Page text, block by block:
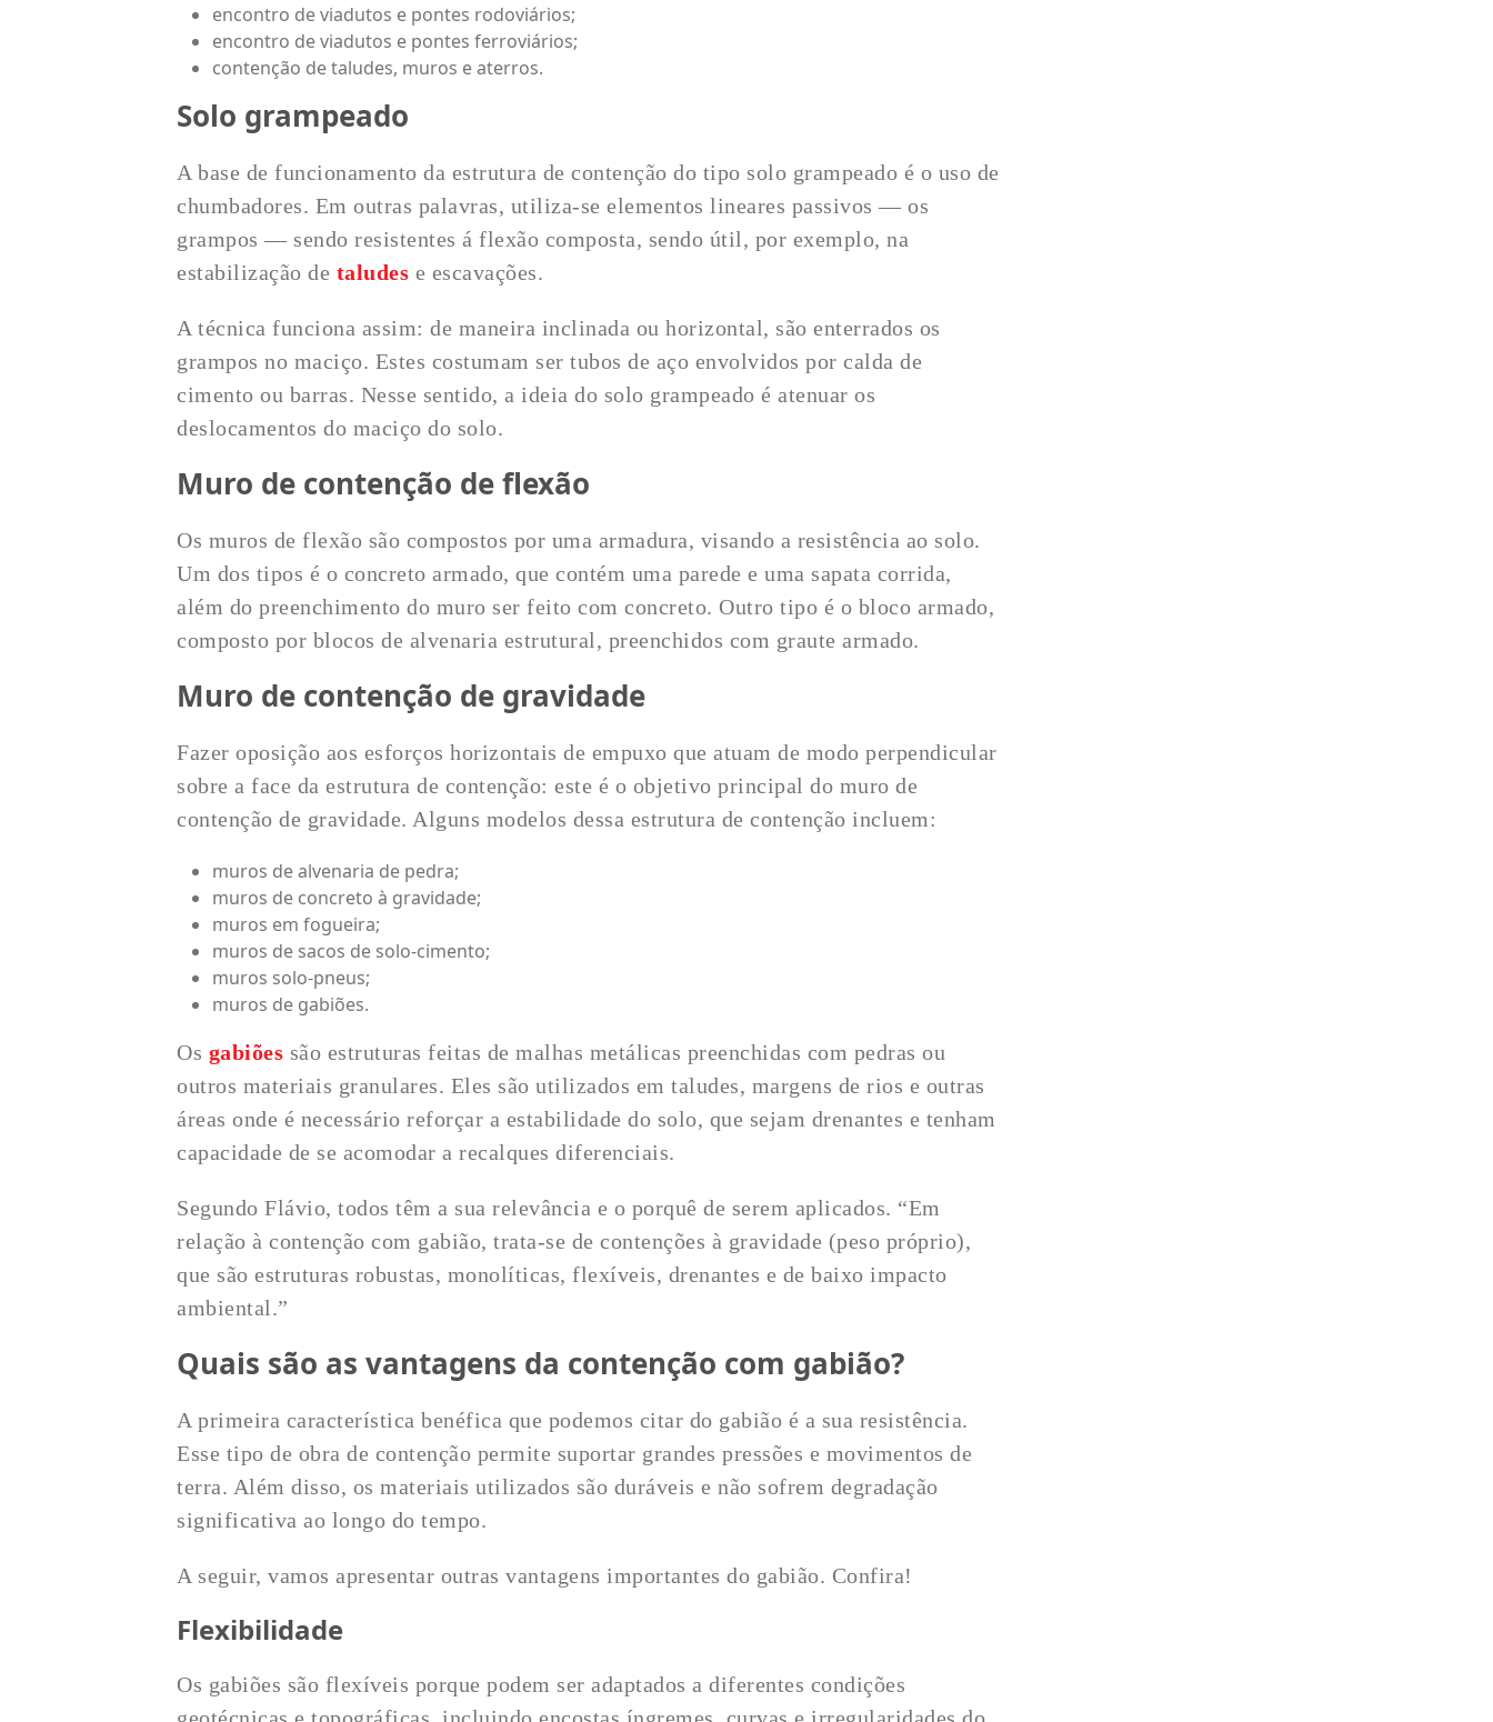
encontro de viadutos e pontes rodoviários;
encontro de viadutos e pontes ferroviários;
contenção de taludes, muros e aterros.
Solo grampeado
A base de funcionamento da estrutura de contenção do tipo solo grampeado é o uso de
chumbadores. Em outras palavras, utiliza-se elementos lineares passivos — os
grampos — sendo resistentes á flexão composta, sendo útil, por exemplo, na
estabilização de taludes e escavações.
A técnica funciona assim: de maneira inclinada ou horizontal, são enterrados os
grampos no maciço. Estes costumam ser tubos de aço envolvidos por calda de
cimento ou barras. Nesse sentido, a ideia do solo grampeado é atenuar os
deslocamentos do maciço do solo.
Muro de contenção de flexão
Os muros de flexão são compostos por uma armadura, visando a resistência ao solo.
Um dos tipos é o concreto armado, que contém uma parede e uma sapata corrida,
além do preenchimento do muro ser feito com concreto. Outro tipo é o bloco armado,
composto por blocos de alvenaria estrutural, preenchidos com graute armado.
Muro de contenção de gravidade
Fazer oposição aos esforços horizontais de empuxo que atuam de modo perpendicular
sobre a face da estrutura de contenção: este é o objetivo principal do muro de
contenção de gravidade. Alguns modelos dessa estrutura de contenção incluem:
muros de alvenaria de pedra;
muros de concreto à gravidade;
muros em fogueira;
muros de sacos de solo-cimento;
muros solo-pneus;
muros de gabiões.
Os gabiões são estruturas feitas de malhas metálicas preenchidas com pedras ou
outros materiais granulares. Eles são utilizados em taludes, margens de rios e outras
áreas onde é necessário reforçar a estabilidade do solo, que sejam drenantes e tenham
capacidade de se acomodar a recalques diferenciais.
Segundo Flávio, todos têm a sua relevância e o porquê de serem aplicados. “Em
relação à contenção com gabião, trata-se de contenções à gravidade (peso próprio),
que são estruturas robustas, monolíticas, flexíveis, drenantes e de baixo impacto
ambiental.”
Quais são as vantagens da contenção com gabião?
A primeira característica benéfica que podemos citar do gabião é a sua resistência.
Esse tipo de obra de contenção permite suportar grandes pressões e movimentos de
terra. Além disso, os materiais utilizados são duráveis e não sofrem degradação
significativa ao longo do tempo.
A seguir, vamos apresentar outras vantagens importantes do gabião. Confira!
Flexibilidade
Os gabiões são flexíveis porque podem ser adaptados a diferentes condições